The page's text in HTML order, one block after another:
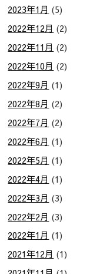
2023年1月 (5)
2022年12月 (2)
2022年11月 (2)
2022年10月 (2)
2022年9月 (1)
2022年8月 (2)
2022年7月 (2)
2022年6月 (1)
2022年5月 (1)
2022年4月 (1)
2022年3月 (3)
2022年2月 (3)
2022年1月 (1)
2021年12月 (1)